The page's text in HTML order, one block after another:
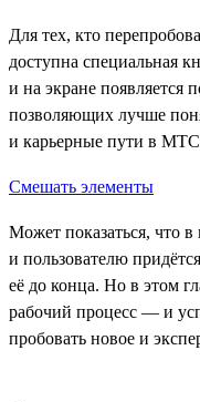
Для тех, кто
доступна специальная
и на экране появляется
позволяющих лучше
и карьерные пути в
Смешать элементы
Может показаться, что
и пользователю
её до конца. Но в этом
рабочий процесс — и
пробовать новое и